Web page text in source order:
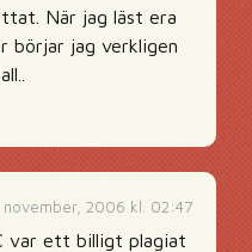
När jag läst era
börjar jag verkligen
november, 2006 kl. 02:47
var ett billigt plagiat